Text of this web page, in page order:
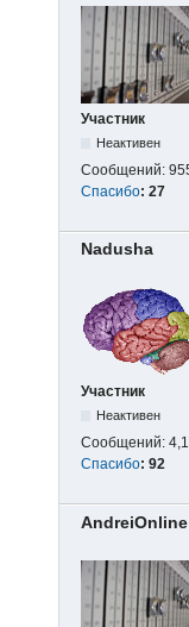
Участник
Неактивен
Сообщений:
Спасибо: 27
Nadusha
Участник
Неактивен
Сообщений:
Спасибо: 92
AndreiOnline